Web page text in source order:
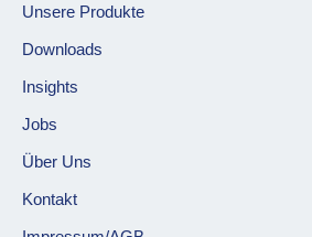
Unsere Produkte
Downloads
Insights
Jobs
Über Uns
Kontakt